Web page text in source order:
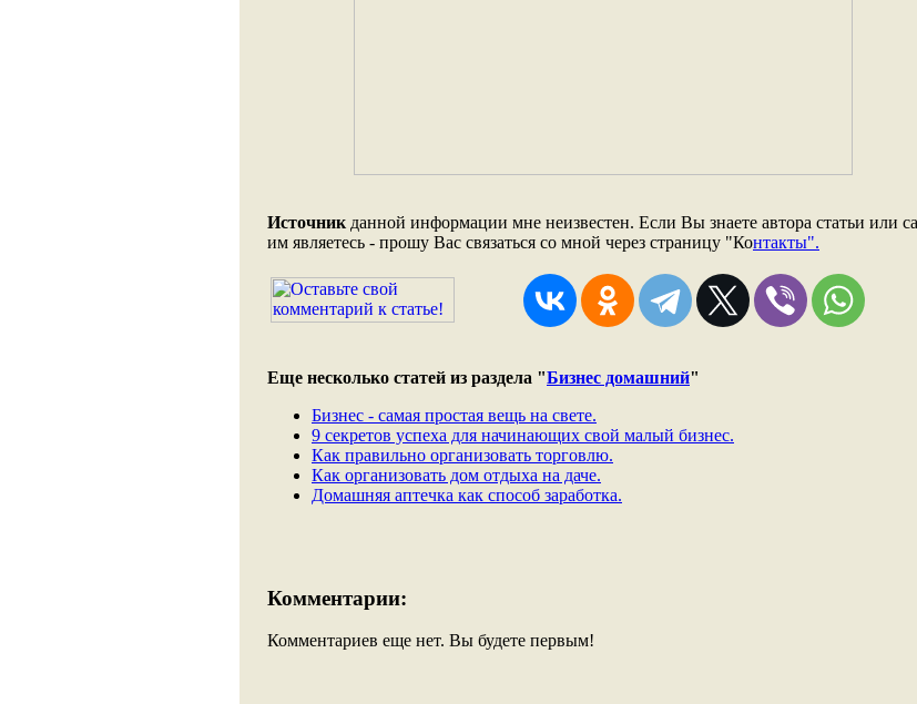
Источник данной информации мне неизвестен. Если Вы знаете автора статьи или
им являетесь - прошу Вас связаться со мной через страницу "Контакты".
Еще несколько статей из раздела "Бизнес домашний"
Бизнес - самая простая вещь на свете.
9 секретов успеха для начинающих свой малый бизнес.
Как правильно организовать торговлю.
Как организовать дом отдыха на даче.
Домашняя аптечка как способ заработка.
Комментарии:
Комментариев еще нет. Вы будете первым!